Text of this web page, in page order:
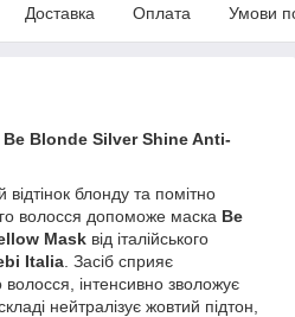
Доставка Оплата Умови
Blonde Silver Shine Anti-
блонду та помітно
волосся допоможе маска Be
Mask від італійського
Italia . Засіб сприяє
інтенсивно зволожує
нейтралізує жовтий підтон,